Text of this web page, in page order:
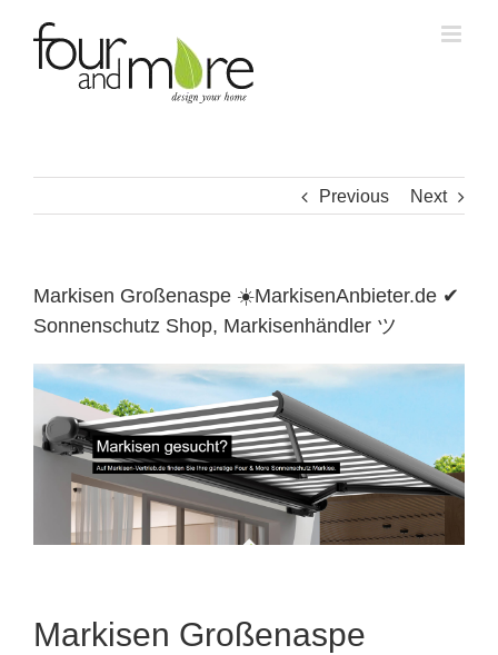
content
Previous Next
Markisen Großenaspe ☀️MarkisenAnbieter.de ✔
Sonnenschutz Shop, Markisenhändler ツ
Markisen Großenaspe